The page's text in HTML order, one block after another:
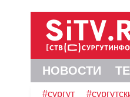
НОВОСТИ
#сургут